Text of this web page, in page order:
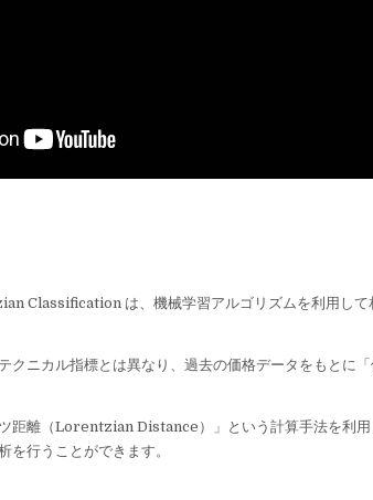
Classification は、機械学習アルゴリズムを利用し
クニカル指標とは異なり、過去の価格データをもとに
距離（Lorentzian Distance）」という計算手法を利
を行うことができます。